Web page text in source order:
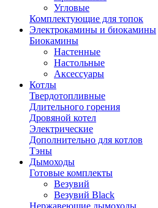
Угловые
Комплектующие для топок
Электрокамины и биокамины
Биокамины
Настенные
Настольные
Аксессуары
Котлы
Твердотопливные
Длительного горения
Дровяной котел
Электрические
Дополнительно для котлов
Тэны
Дымоходы
Готовые комплекты
Везувий
Везувий Black
Нержавеющие дымоходы